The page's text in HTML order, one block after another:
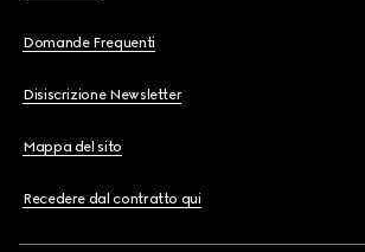
Domande Frequenti
Disiscrizione Newsletter
Mappa del sito
Recedere dal contratto qui